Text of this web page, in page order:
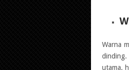
Warna
dinding.
utama,